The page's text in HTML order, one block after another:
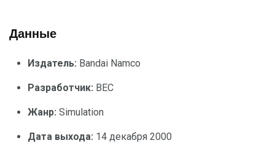
Данные
Издатель: Bandai Namco
Разработчик: BEC
Жанр: Simulation
Дата выхода: 14 декабря 2000